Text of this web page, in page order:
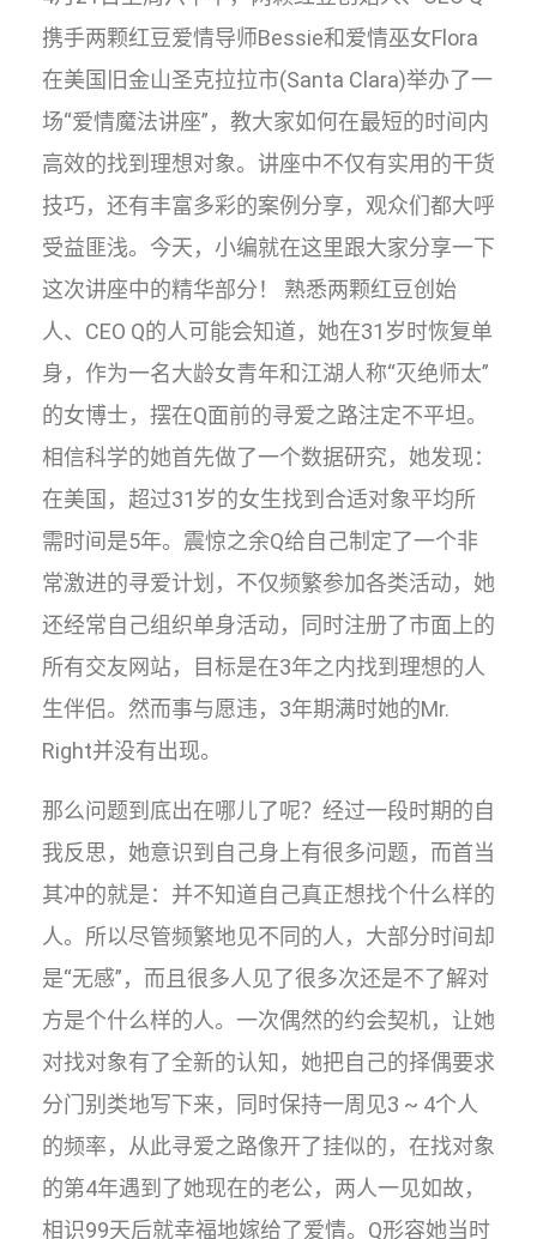
携手两颗红豆爱情导师Bessie和爱情巫女Flora
在美国旧金山圣克拉拉市(Santa Clara)举办了一
场“爱情魔法讲座”，教大家如何在最短的时间内
高效的找到理想对象。讲座中不仅有实用的干货
技巧，还有丰富多彩的案例分享，观众们都大呼
受益匪浅。今天，小编就在这里跟大家分享一下
这次讲座中的精华部分！ 熟悉两颗红豆创始
人、CEO Q的人可能会知道，她在31岁时恢复单
身，作为一名大龄女青年和江湖人称“灭绝师太”
的女博士，摆在Q面前的寻爱之路注定不平坦。
相信科学的她首先做了一个数据研究，她发现：
在美国，超过31岁的女生找到合适对象平均所
需时间是5年。震惊之余Q给自己制定了一个非
常激进的寻爱计划，不仅频繁参加各类活动，她
还经常自己组织单身活动，同时注册了市面上的
所有交友网站，目标是在3年之内找到理想的人
生伴侣。然而事与愿违，3年期满时她的Mr.
Right并没有出现。
那么问题到底出在哪儿了呢？经过一段时期的自
我反思，她意识到自己身上有很多问题，而首当
其冲的就是：并不知道自己真正想找个什么样的
人。所以尽管频繁地见不同的人，大部分时间却
是“无感”，而且很多人见了很多次还是不了解对
方是个什么样的人。一次偶然的约会契机，让她
对找对象有了全新的认知，她把自己的择偶要求
分门别类地写下来，同时保持一周见3 ~ 4个人
的频率，从此寻爱之路像开了挂似的，在找对象
的第4年遇到了她现在的老公，两人一见如故，
相识99天后就幸福地嫁给了爱情。Q形容她当时